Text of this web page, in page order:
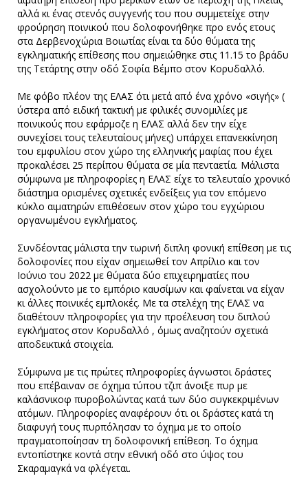
αλλά κι ένας στενός συγγενής του που συμμετείχε στην
φρούρηση ποινικού που δολοφονήθηκε προ ενός ετους
στα Δερβενοχώρια Βοιωτίας είναι τα δύο θύματα της
εγκληματικής επίθεσης που σημειώθηκε στις 11.15 το βράδυ
της Τετάρτης στην οδό Σοφία Βέμπο στον Κορυδαλλό.
Με φόβο πλέον της ΕΛΑΣ ότι μετά από ένα χρόνο «σιγής» (
ύστερα από ειδική τακτική με φιλικές συνομιλίες με
ποινικούς που εφάρμοζε η ΕΛΑΣ αλλά δεν την είχε
συνεχίσει τους τελευταίους μήνες) υπάρχει επανεκκίνηση
του εμφυλίου στον χώρο της ελληνικής μαφίας που έχει
προκαλέσει 25 περίπου θύματα σε μία πενταετία. Μάλιστα
σύμφωνα με πληροφορίες η ΕΛΑΣ είχε το τελευταίο χρονικό
διάστημα ορισμένες σχετικές ενδείξεις για τον επόμενο
κύκλο αιματηρών επιθέσεων στον χώρο του εγχώριου
οργανωμένου εγκλήματος.
Συνδέοντας μάλιστα την τωρινή διπλη φονική επίθεση με τις
δολοφονίες που είχαν σημειωθεί τον Απρίλιο και τον
Ιούνιο του 2022 με θύματα δύο επιχειρηματίες που
ασχολούντο με το εμπόριο καυσίμων και φαίνεται να είχαν
κι άλλες ποινικές εμπλοκές. Με τα στελέχη της ΕΛΑΣ να
διαθέτουν πληροφορίες για την προέλευση του διπλού
εγκλήματος στον Κορυδαλλό , όμως αναζητούν σχετικά
αποδεικτικά στοιχεία.
Σύμφωνα με τις πρώτες πληροφορίες άγνωστοι δράστες
που επέβαιναν σε όχημα τύπου τζιπ άνοιξε πυρ με
καλάσνικοφ πυροβολώντας κατά των δύο συγκεκριμένων
ατόμων. Πληροφορίες αναφέρουν ότι οι δράστες κατά τη
διαφυγή τους πυρπόλησαν το όχημα με το οποίο
πραγματοποίησαν τη δολοφονική επίθεση. Το όχημα
εντοπίστηκε κοντά στην εθνική οδό στο ύψος του
Σκαραμαγκά να φλέγεται.